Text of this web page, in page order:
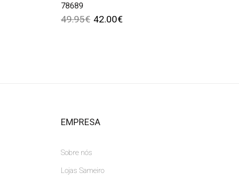
78689
49.95€ 42.00€
EMPRESA
Sobre nós
Lojas Sameiro